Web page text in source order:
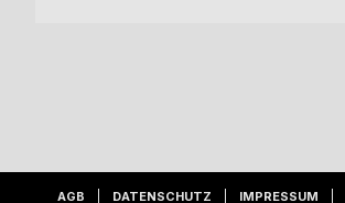
AGB DATENSCHUTZ IMPRESSUM